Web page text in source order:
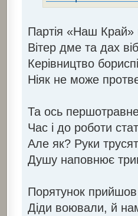
Партія «Наш Край»
Вітер дме та дах
Керівництво
Ніяк не може
Та ось
Час і до роботи
Але як? Руки
Душу наповнює
Порятунок прийшов
Діди воювали, й